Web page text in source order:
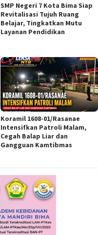
SMP Negeri 7 Kota Bima Siap
Revitalisasi Tujuh Ruang
Belajar, Tingkatkan Mutu
Layanan Pendidikan
Koramil 1608-01/Rasanae
Intensifkan Patroli Malam,
Cegah Balap Liar dan
Gangguan Kamtibmas